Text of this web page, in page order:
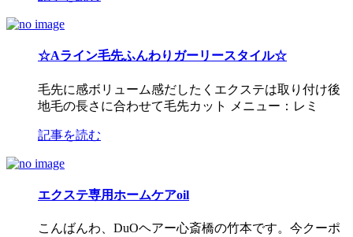
☆Aライン毛先ふんわりガーリースタイル☆
毛先に感ボリューム感だしたくエクステは取り付け後
地毛の長さに合わせて毛先カット メニュー：レミ
記事を読む
エクステ専用ホームケアoil
こんばんわ、DuOヘアー心斎橋の竹本です。今クーポ